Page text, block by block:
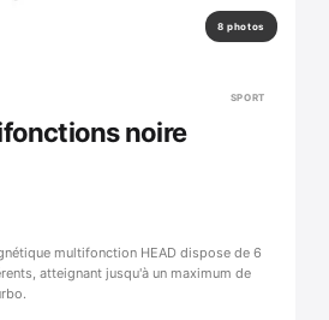
8 photos
SPORT
noire
multifonction HEAD dispose de 6
atteignant jusqu'à un maximum de